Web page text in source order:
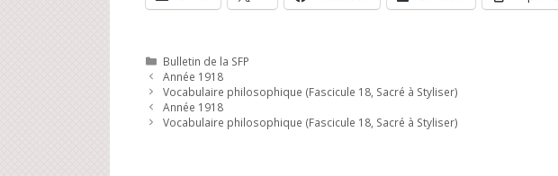
Catégories
Bulletin de la SFP
Année 1918
Vocabulaire philosophique (Fascicule 18, Sacré à Styliser)
Année 1918
Vocabulaire philosophique (Fascicule 18, Sacré à Styliser)